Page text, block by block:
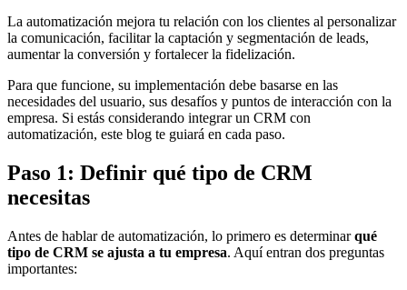
La automatización mejora tu relación con los clientes al personalizar
la comunicación, facilitar la captación y segmentación de leads,
aumentar la conversión y fortalecer la fidelización.
Para que funcione, su implementación debe basarse en las
necesidades del usuario, sus desafíos y puntos de interacción con la
empresa. Si estás considerando integrar un CRM con
automatización, este blog te guiará en cada paso.
Paso 1: Definir qué tipo de CRM
necesitas
Antes de hablar de automatización, lo primero es determinarqué
tipo de CRM se ajusta a tu empresa. Aquí entran dos preguntas
importantes: